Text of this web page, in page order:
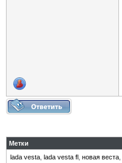
Метки
lada vesta lada vesta fl новая веста